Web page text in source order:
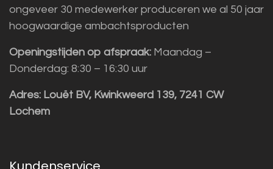
ongeveer 30 medewerker produceren we al 50 jaar
hoogwaardige ambachtsproducten
Openingstijden op afspraak: Maandag –
Donderdag: 8:30 – 16:30 uur
Adres: Louët BV, Kwinkweerd 139, 7241 CW
Lochem